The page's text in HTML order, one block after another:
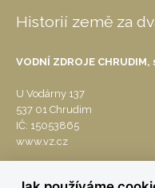
Historií země za
VODNÍ ZDROJE
U Vodárny 137
537 01 Chrudim
IČ: 15053865
www.vz.cz